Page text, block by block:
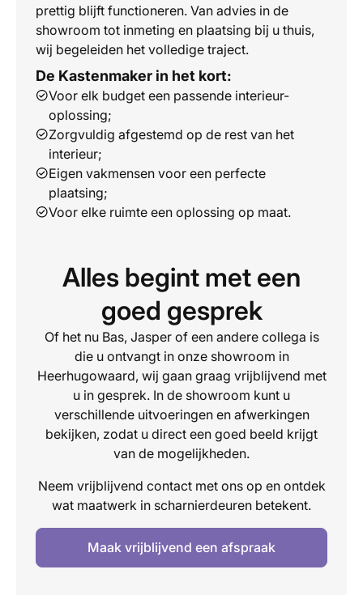
prettig blijft functioneren. Van advies in de
showroom tot inmeting en plaatsing bij u thuis,
wij begeleiden het volledige traject.
De Kastenmaker in het kort:
Voor elk budget een passende interieur-
oplossing;
Zorgvuldig afgestemd op de rest van het
interieur;
Eigen vakmensen voor een perfecte
plaatsing;
Voor elke ruimte een oplossing op maat.
Alles begint met een
goed gesprek
Of het nu Bas, Jasper of een andere collega is
die u ontvangt in onze showroom in
Heerhugowaard, wij gaan graag vrijblijvend met
u in gesprek. In de showroom kunt u
verschillende uitvoeringen en afwerkingen
bekijken, zodat u direct een goed beeld krijgt
van de mogelijkheden.
Neem vrijblijvend contact met ons op en ontdek
wat maatwerk in scharnierdeuren betekent.
Maak vrijblijvend een afspraak